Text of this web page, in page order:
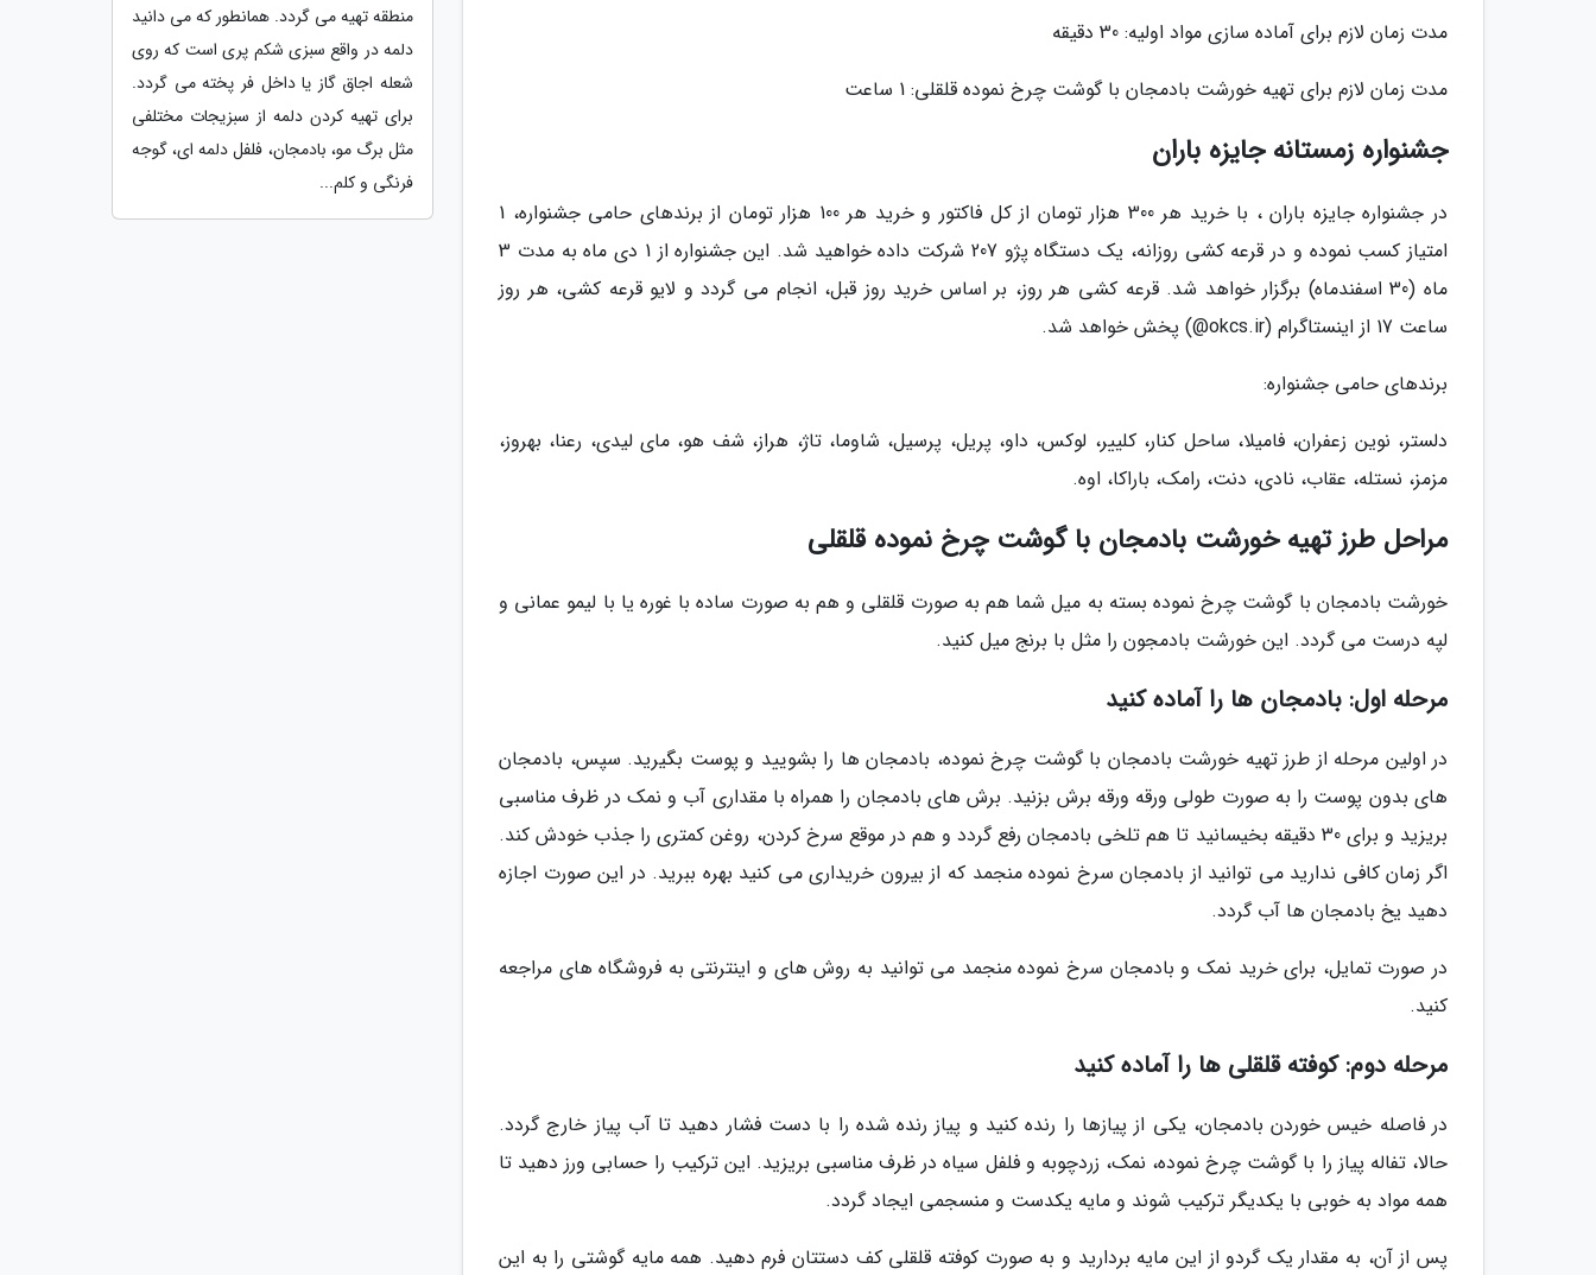
مدت زمان لازم برای آماده سازی مواد اولیه: 30 دقیقه
مدت زمان لازم برای تهیه خورشت بادمجان با گوشت چرخ نموده قلقلی: 1 ساعت
جشنواره زمستانه جایزه باران
در جشنواره جایزه باران ، با خرید هر 300 هزار تومان از کل فاکتور و خرید هر 100 هزار تومان از برندهای حامی جشنواره، 1
امتیاز کسب نموده و در قرعه کشی روزانه، یک دستگاه پژو 207 شرکت داده خواهید شد. این جشنواره از 1 دی ماه به مدت 3
ماه (30 اسفندماه) برگزار خواهد شد. قرعه کشی هر روز، بر اساس خرید روز قبل، انجام می گردد و لایو قرعه کشی، هر روز
ساعت 17 از اینستاگرام (okcs.ir@) پخش خواهد شد.
برندهای حامی جشنواره:
دلستر، نوین زعفران، فامیلا، ساحل کنار، کلییر، لوکس، داو، پریل، پرسیل، شاوما، تاژ، هراز، شف هو، مای لیدی، رعنا، بهروز،
مزمز، نستله، عقاب، نادی، دنت، رامک، باراکا، اوه.
مراحل طرز تهیه خورشت بادمجان با گوشت چرخ نموده قلقلی
خورشت بادمجان با گوشت چرخ نموده بسته به میل شما هم به صورت قلقلی و هم به صورت ساده با غوره یا با لیمو عمانی و
لپه درست می گردد. این خورشت بادمجون را مثل با برنج میل کنید.
مرحله اول: بادمجان ها را آماده کنید
در اولین مرحله از طرز تهیه خورشت بادمجان با گوشت چرخ نموده، بادمجان ها را بشویید و پوست بگیرید. سپس، بادمجان
های بدون پوست را به صورت طولی ورقه ورقه برش بزنید. برش های بادمجان را همراه با مقداری آب و نمک در ظرف مناسبی
بریزید و برای 30 دقیقه بخیسانید تا هم تلخی بادمجان رفع گردد و هم در موقع سرخ کردن، روغن کمتری را جذب خودش کند.
اگر زمان کافی ندارید می توانید از بادمجان سرخ نموده منجمد که از بیرون خریداری می کنید بهره ببرید. در این صورت اجازه
دهید یخ بادمجان ها آب گردد.
در صورت تمایل، برای خرید نمک و بادمجان سرخ نموده منجمد می توانید به روش های و اینترنتی به فروشگاه های مراجعه
کنید.
مرحله دوم: کوفته قلقلی ها را آماده کنید
در فاصله خیس خوردن بادمجان، یکی از پیازها را رنده کنید و پیاز رنده شده را با دست فشار دهید تا آب پیاز خارج گردد.
حالا، تفاله پیاز را با گوشت چرخ نموده، نمک، زردچوبه و فلفل سیاه در ظرف مناسبی بریزید. این ترکیب را حسابی ورز دهید تا
همه مواد به خوبی با یکدیگر ترکیب شوند و مایه یکدست و منسجمی ایجاد گردد.
پس از آن، به مقدار یک گردو از این مایه بردارید و به صورت کوفته قلقلی کف دستتان فرم دهید. همه مایه گوشتی را به این
منطقه تهیه می گردد. همانطور که می دانید
دلمه در واقع سبزی شکم پری است که روی
شعله اجاق گاز یا داخل فر پخته می گردد.
برای تهیه کردن دلمه از سبزیجات مختلفی
مثل برگ مو، بادمجان، فلفل دلمه ای، گوجه
فرنگی و کلم...